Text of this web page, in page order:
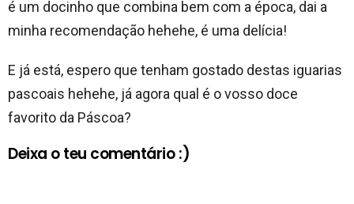
é um docinho que combina bem com a época, dai a
minha recomendação hehehe, é uma delícia!
E já está, espero que tenham gostado destas iguarias
pascoais hehehe, já agora qual é o vosso doce
favorito da Páscoa?
Deixa o teu comentário :)